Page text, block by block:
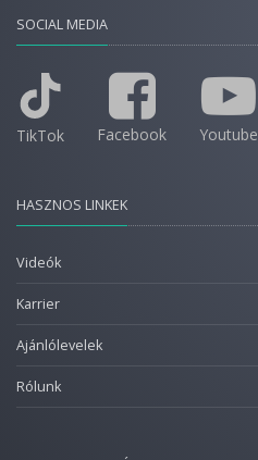
SOCIAL MEDIA
TikTok Facebook Youtube
HASZNOS LINKEK
Videók
Karrier
Ajánlólevelek
Rólunk